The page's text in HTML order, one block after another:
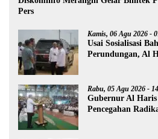
Pers
Kamis, 06 Agu 2026 -
Usai Sosialisasi
Perundungan, Al
Rabu, 05 Agu 2026 -
Gubernur Al Haris
Pencegahan